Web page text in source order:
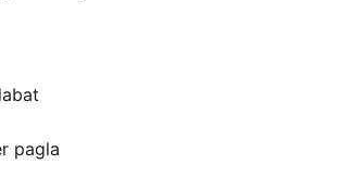
pagla